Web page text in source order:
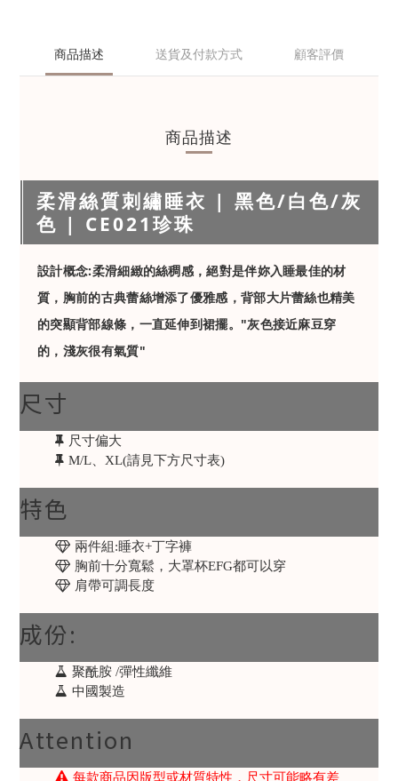
商品描述 送貨及付款方式 顧客評價
商品描述
柔滑絲質刺繡睡衣 | 黑色/白色/灰
色 | CE021珍珠
設計概念:柔滑細緻的絲稠感，絕對是伴妳入睡最佳的材
質，胸前的古典蕾絲增添了優雅感，背部大片蕾絲也精美
的突顯背部線條，一直延伸到裙擺。"灰色接近麻豆穿
的，淺灰很有氣質"
尺寸
尺寸偏大
M/L、XL(請見下方尺寸表)
特色
兩件組:睡衣+丁字褲
胸前十分寬鬆，大罩杯EFG都可以穿
肩帶可調長度
成份:
聚酰胺 /彈性纖維
中國製造
Attention
每款商品因版型或材質特性，尺寸可能略有差